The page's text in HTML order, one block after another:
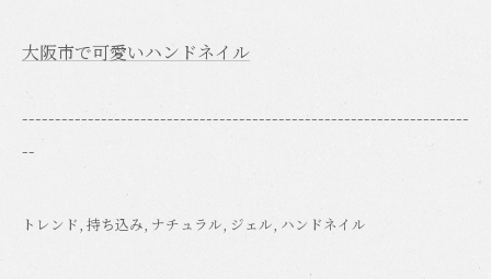
大阪市で可愛いハンドネイル
--------------------------------------------------------------------
--
トレンド 持ち込み ナチュラル ジェル ハンドネイル